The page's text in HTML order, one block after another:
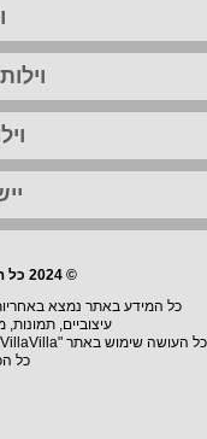
© 2024 כל הזכויות שמורות לאתר וילה וילה
כל המידע באתר נמצא
עיצוביים,
כל